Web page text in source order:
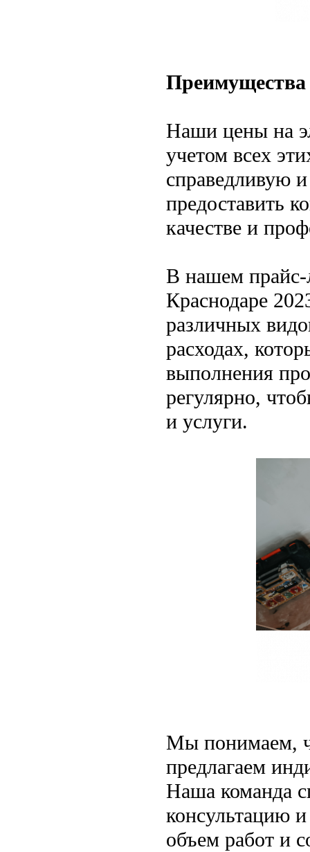
Наши цены на
учетом всех
справедливую
предоставить
качестве и
В нашем прайс-
Краснодаре
различных
расходах,
выполнения
регулярно,
и услуги.
Мы понимаем,
предлагаем
Наша команда
консультацию
объем работ и